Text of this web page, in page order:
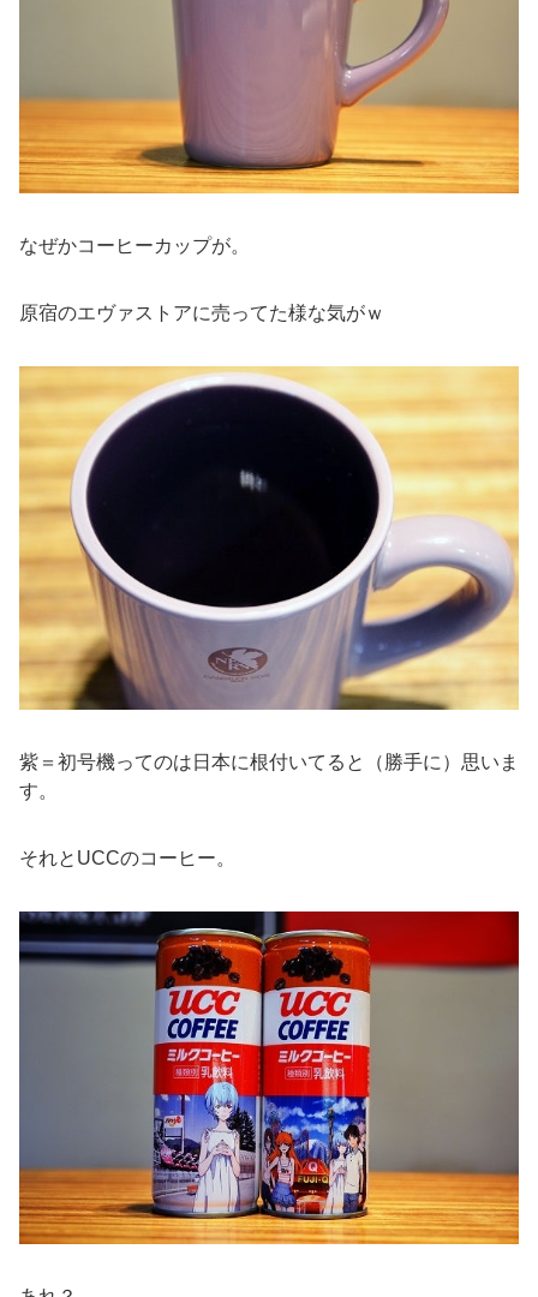
なぜかコーヒーカップが。
原宿のエヴァストアに売ってた様な気がｗ
紫＝初号機ってのは日本に根付いてると（勝手に）思いま
す。
それとUCCのコーヒー。